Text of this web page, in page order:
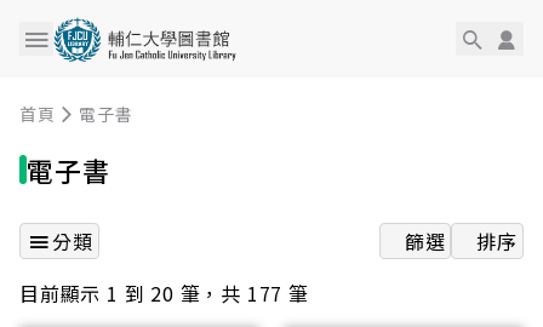
首頁 電子書
電子書
分類 篩選
排序
目前顯示 1 到 20 筆，共 177 筆